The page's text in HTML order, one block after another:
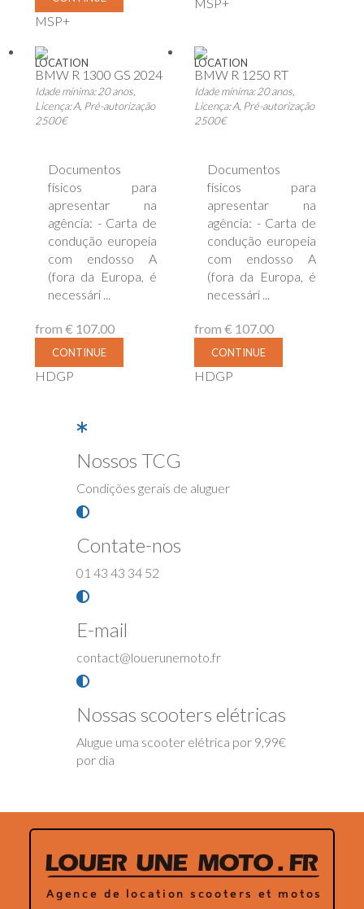
MSP+
LOCATION
BMW R 1300 GS 2024
Idade mínima: 20 anos,
Licença: A, Pré-autorização
2500€
Documentos
físicos para
apresentar na
agência: - Carta de
condução europeia
com endosso A
(fora da Europa, é
necessári ...
from € 107.00
CONTINUE
HDGP
LOCATION
BMW R 1250 RT
Idade mínima: 20 anos,
Licença: A, Pré-autorização
2500€
Documentos
físicos para
apresentar na
agência: - Carta de
condução europeia
com endosso A
(fora da Europa, é
necessári ...
from € 107.00
CONTINUE
HDGP
Nossos TCG
Condições gerais de aluguer
Contate-nos
01 43 43 34 52
E-mail
contact@louerunemoto.fr
Nossas scooters elétricas
Alugue uma scooter elétrica por 9,99€
por dia